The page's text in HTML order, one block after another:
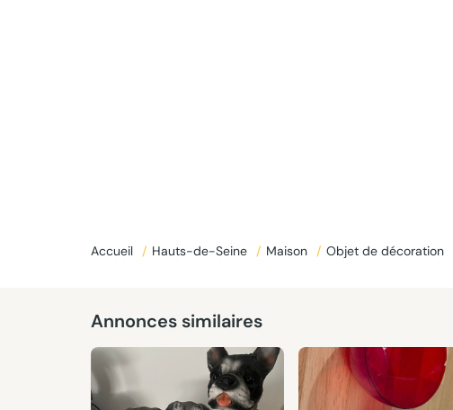
Accueil / Hauts-de-Seine / Maison / Objet de décoration
Annonces similaires